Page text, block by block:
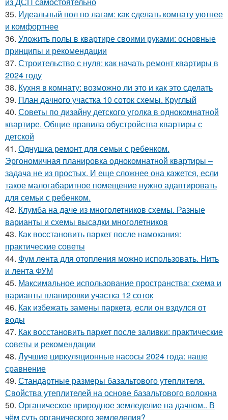
35. Идеальный пол по лагам: как сделать комнату уютнее
и комфортнее
36. Уложить полы в квартире своими руками: основные
принципы и рекомендации
37. Строительство с нуля: как начать ремонт квартиры в
2024 году
38. Кухня в комнату: возможно ли это и как это сделать
39. План дачного участка 10 соток схемы. Круглый
40. Советы по дизайну детского уголка в однокомнатной
квартире. Общие правила обустройства квартиры с
детской
41. Однушка ремонт для семьи с ребенком.
Эргономичная планировка однокомнатной квартиры –
задача не из простых. И еще сложнее она кажется, если
такое малогабаритное помещение нужно адаптировать
для семьи с ребенком.
42. Клумба на даче из многолетников схемы. Разные
варианты и схемы высадки многолетников
43. Как восстановить паркет после намокания:
практические советы
44. Фум лента для отопления можно использовать. Нить
и лента ФУМ
45. Максимальное использование пространства: схема и
варианты планировки участка 12 соток
46. Как избежать замены паркета, если он вздулся от
воды
47. Как восстановить паркет после заливки: практические
советы и рекомендации
48. Лучшие циркуляционные насосы 2024 года: наше
сравнение
49. Стандартные размеры базальтового утеплителя.
Свойства утеплителей на основе базальтового волокна
50. Органическое природное земледелие на дачном.. В
чём суть органического земледелия?